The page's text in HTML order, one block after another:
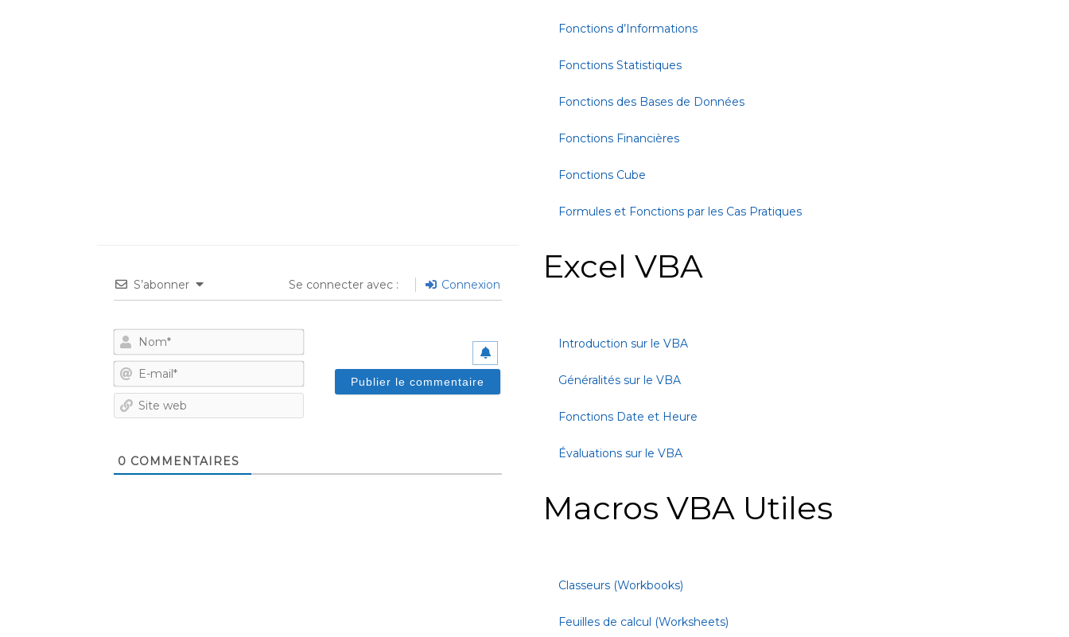
S’abonner Se connecter avec : Connexion
Nom*
E-
mail*
0 COMMENTAIRES
Fonctions d’Informations
Fonctions Statistiques
Fonctions des Bases de Données
Fonctions Financières
Fonctions Cube
Formules et Fonctions par les Cas Pratiques
Excel VBA
Introduction sur le VBA
Généralités sur le VBA
Fonctions Date et Heure
Évaluations sur le VBA
Macros VBA Utiles
Classeurs (Workbooks)
Feuilles de calcul (Worksheets)